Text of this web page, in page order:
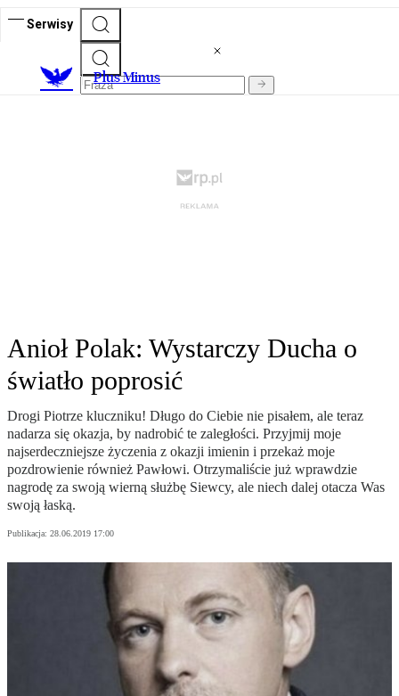
Serwisy
Plus Minus
Anioł Polak: Wystarczy Ducha o
światło poprosić
Drogi Piotrze kluczniku! Długo do Ciebie nie pisałem, ale teraz
nadarza się okazja, by nadrobić te zaległości. Przyjmij moje
najserdeczniejsze życzenia z okazji imienin i przekaż moje
pozdrowienie również Pawłowi. Otrzymaliście już wprawdzie
nagrodę za swoją wierną służbę Siewcy, ale niech dalej otacza Was
swoją łaską.
Publikacja: 28.06.2019 17:00